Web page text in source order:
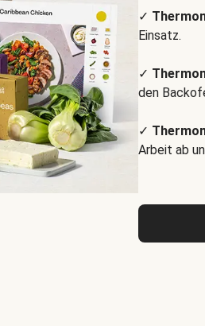
✓
Einsatz.
✓
den
✓
Arbeit ab